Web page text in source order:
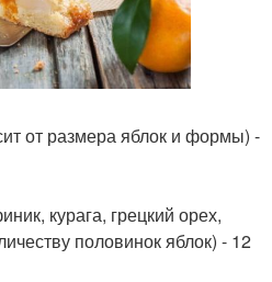
от размера яблок и формы) -
курага, грецкий орех,
половинок яблок) - 12